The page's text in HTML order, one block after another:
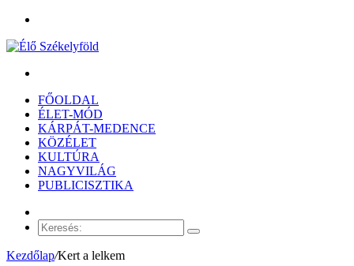
FŐOLDAL
ÉLET-MÓD
KÁRPÁT-MEDENCE
KÖZÉLET
KULTÚRA
NAGYVILÁG
PUBLICISZTIKA
cikk
Keresés:
Kezdőlap/Kert a lelkem